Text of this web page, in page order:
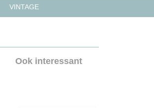
VINTAGE
Ook interessant